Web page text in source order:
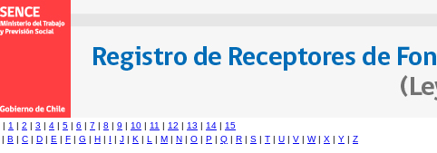
| 1 | 2 | 3 | 4 | 5 | 6 | 7 | 8 | 9 | 10 | 11 | 12 | 13 | 14 | 15
| B | C | D | E | F | G | H | I | J | K | L | M | N | O | P | Q | R | S | T | U | V | W| X | Y | Z